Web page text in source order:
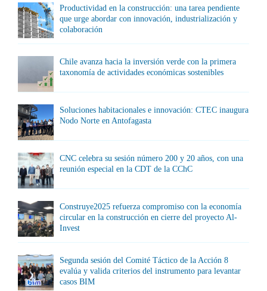
Productividad en la construcción: una tarea pendiente
que urge abordar con innovación, industrialización y
colaboración
Chile avanza hacia la inversión verde con la primera
taxonomía de actividades económicas sostenibles
Soluciones habitacionales e innovación: CTEC inaugura
Nodo Norte en Antofagasta
CNC celebra su sesión número 200 y 20 años, con una
reunión especial en la CDT de la CChC
Construye2025 refuerza compromiso con la economía
circular en la construcción en cierre del proyecto Al-
Invest
Segunda sesión del Comité Táctico de la Acción 8
evalúa y valida criterios del instrumento para levantar
casos BIM